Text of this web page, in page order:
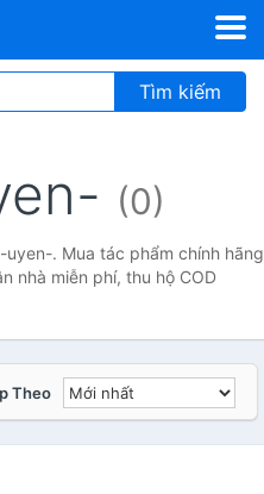
Tìm kiếm
(0)
. Mua tác phẩm chính hãng
nhà miễn phí, thu hộ COD
Theo